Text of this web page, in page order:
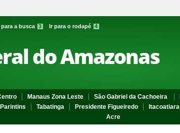
para a busca 3 Ir para o rodapé 4
do Amazonas
Manaus Zona Leste São Gabriel da Cachoeira
Parintins
Tabatinga Presidente Figueiredo Itacoatiara
Acre